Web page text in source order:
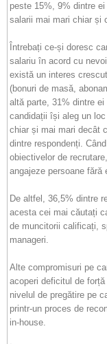
peste 15%, 9% dintre
salarii mai mari chiar și
Întrebați ce-și doresc
salariu în acord cu
există un interes
(bonuri de masă,
altă parte, 31% dintre
candidații își aleg un
chiar și mai mari decât
dintre respondenți.
obiectivelor de
angajeze persoane fără
De altfel, 36,5% dintre
acesta cei mai căutați
de muncitorii calificați,
manageri.
Alte compromisuri pe
acoperi deficitul de
nivelul de pregătire pe
printr-un proces de
in-house.